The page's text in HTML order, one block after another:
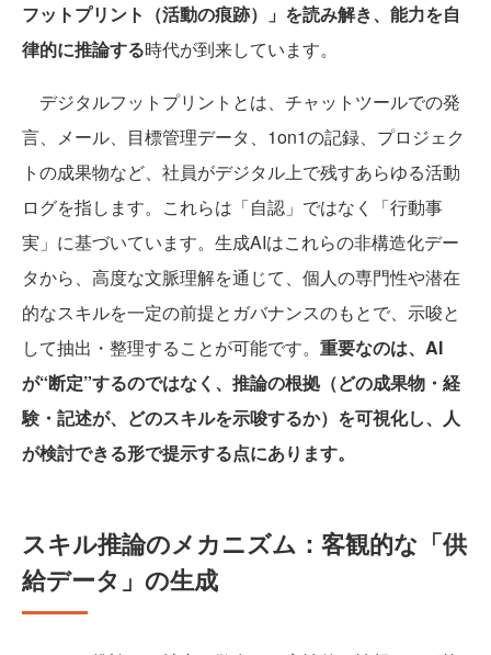
フットプリント（活動の痕跡）」を読み解き、能力を自
律的に推論する時代が到来しています。
デジタルフットプリントとは、チャットツールでの発
言、メール、目標管理データ、1on1の記録、プロジェク
トの成果物など、社員がデジタル上で残すあらゆる活動
ログを指します。これらは「自認」ではなく「行動事
実」に基づいています。生成AIはこれらの非構造化デー
タから、高度な文脈理解を通じて、個人の専門性や潜在
的なスキルを一定の前提とガバナンスのもとで、示唆と
して抽出・整理することが可能です。 重要なのは、AI
が“断定”するのではなく、推論の根拠（どの成果物・経
験・記述が、どのスキルを示唆するか）を可視化し、人
が検討できる形で提示する点にあります。
スキル推論のメカニズム：客観的な「供
給データ」の生成